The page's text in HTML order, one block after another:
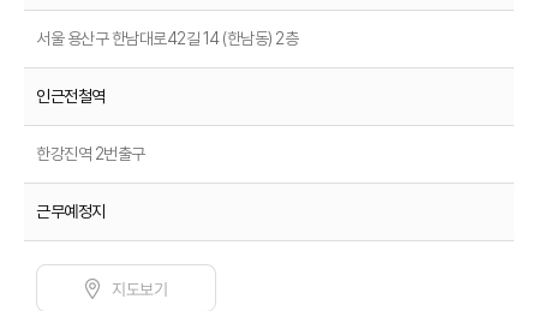
서울 용산구 한남대로42길 14 (한남동) 2층
인근전철역
한강진역 2번출구
근무예정지
지도보기